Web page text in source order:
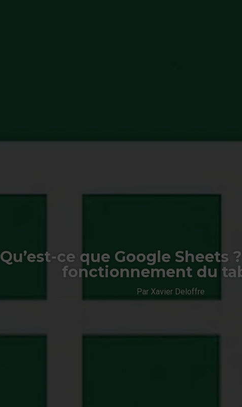
Qu’est-ce que Google Sheets
fonctionnement du
Par Xavier Deloffre